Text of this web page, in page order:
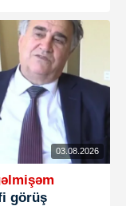
03.08.2026
görüş